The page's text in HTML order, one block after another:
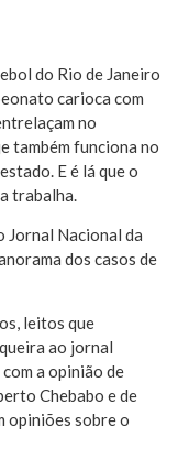
do Rio de Janeiro
carioca com
no
também funciona no
E é lá que o
trabalha.
Jornal Nacional da
dos casos de
leitos que
ao jornal
a opinião de
Chebabo e de
opiniões sobre o